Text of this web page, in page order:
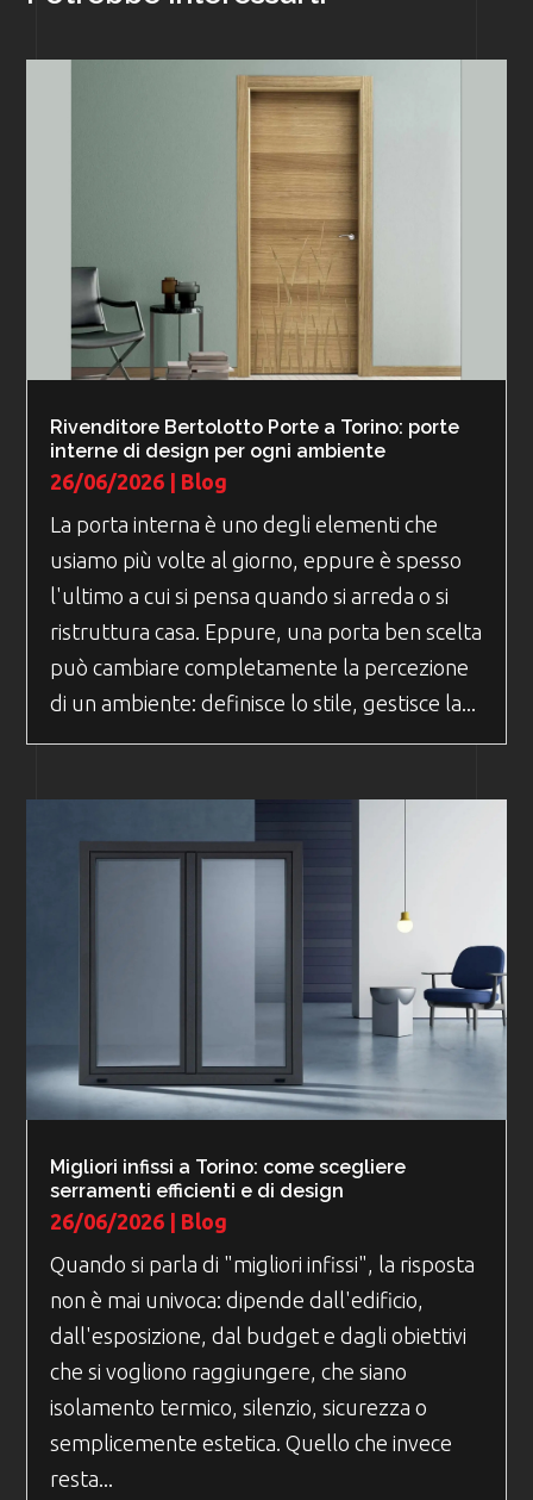
Rivenditore Bertolotto Porte a Torino: porte
interne di design per ogni ambiente
26/06/2026 | Blog
La porta interna è uno degli elementi che
usiamo più volte al giorno, eppure è spesso
l'ultimo a cui si pensa quando si arreda o si
ristruttura casa. Eppure, una porta ben scelta
può cambiare completamente la percezione
di un ambiente: definisce lo stile, gestisce la...
Migliori infissi a Torino: come scegliere
serramenti efficienti e di design
26/06/2026 | Blog
Quando si parla di "migliori infissi", la risposta
non è mai univoca: dipende dall'edificio,
dall'esposizione, dal budget e dagli obiettivi
che si vogliono raggiungere, che siano
isolamento termico, silenzio, sicurezza o
semplicemente estetica. Quello che invece
resta...